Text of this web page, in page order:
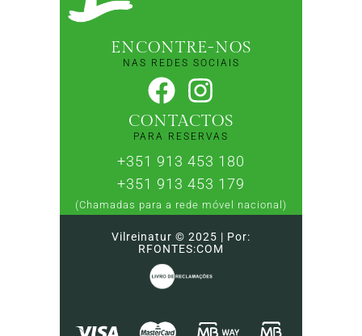
ENCONTRE-NOS
NAS REDES SOCIAIS
CONTACTOS
PARA RESERVAS
+351 913 453 180
+351 913 453 179
(Chamadas para a rede móvel nacional)
Vilreinatur © 2025 | Por:
RFONTES:COM